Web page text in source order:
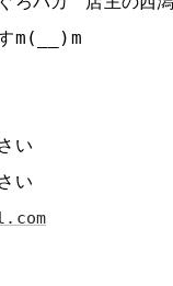
m(__)m
い
い